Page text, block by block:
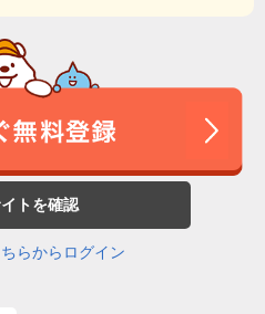
トを確認
らからログイン